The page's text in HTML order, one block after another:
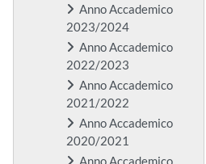
Anno Accademico
2023/2024
Anno Accademico
2022/2023
Anno Accademico
2021/2022
Anno Accademico
2020/2021
Anno Accademico